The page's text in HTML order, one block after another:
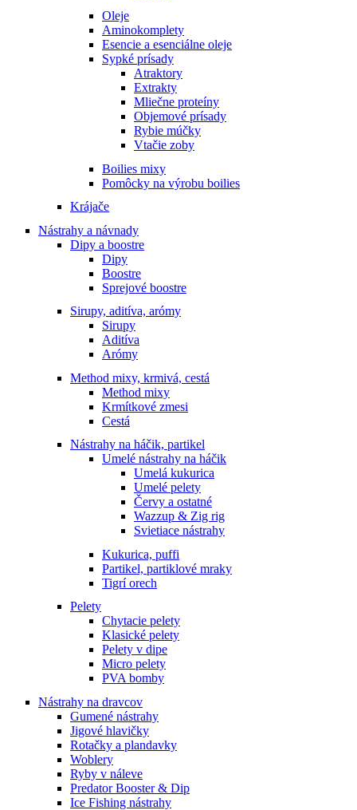
Oleje
Aminokomplety
Esencie a esenciálne oleje
Sypké prísady
Atraktory
Extrakty
Mliečne proteíny
Objemové prísady
Rybie múčky
Vtačie zoby
Boilies mixy
Pomôcky na výrobu boilies
Krájače
Nástrahy a návnady
Dipy a boostre
Dipy
Boostre
Sprejové boostre
Sirupy, aditíva, arómy
Sirupy
Aditíva
Arómy
Method mixy, krmivá, cestá
Method mixy
Krmítkové zmesi
Cestá
Nástrahy na háčik, partikel
Umelé nástrahy na háčik
Umelá kukurica
Umelé pelety
Červy a ostatné
Wazzup & Zig rig
Svietiace nástrahy
Kukurica, puffi
Partikel, partiklové mraky
Tigrí orech
Pelety
Chytacie pelety
Klasické pelety
Pelety v dipe
Micro pelety
PVA bomby
Nástrahy na dravcov
Gumené nástrahy
Jigové hlavičky
Rotačky a plandavky
Woblery
Ryby v náleve
Predator Booster & Dip
Ice Fishing nástrahy